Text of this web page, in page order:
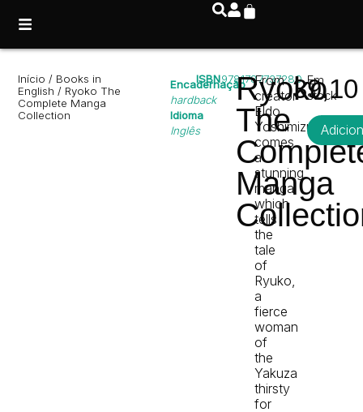
Início / Books in
English / Ryoko The
Complete Manga
Collection
Encadernação
hardback
Idioma
Inglês
ISBN9781787737280
Ryoko
The
Manga
From
creator
Eldo
Yoshimizu
comes
a
stunning
manga
which
tells
the
tale
of
Ryuko,
a
fierce
woman
of
the
Yakuza
thirsty
for
Em
stock